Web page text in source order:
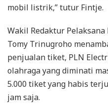
mobil listrik,” tutur Fintje.
Wakil Redaktur
Tomy Trinugroho
penjualan tiket, PLN
olahraga yang diminati
5.000 tiket yang habis
jam saja.